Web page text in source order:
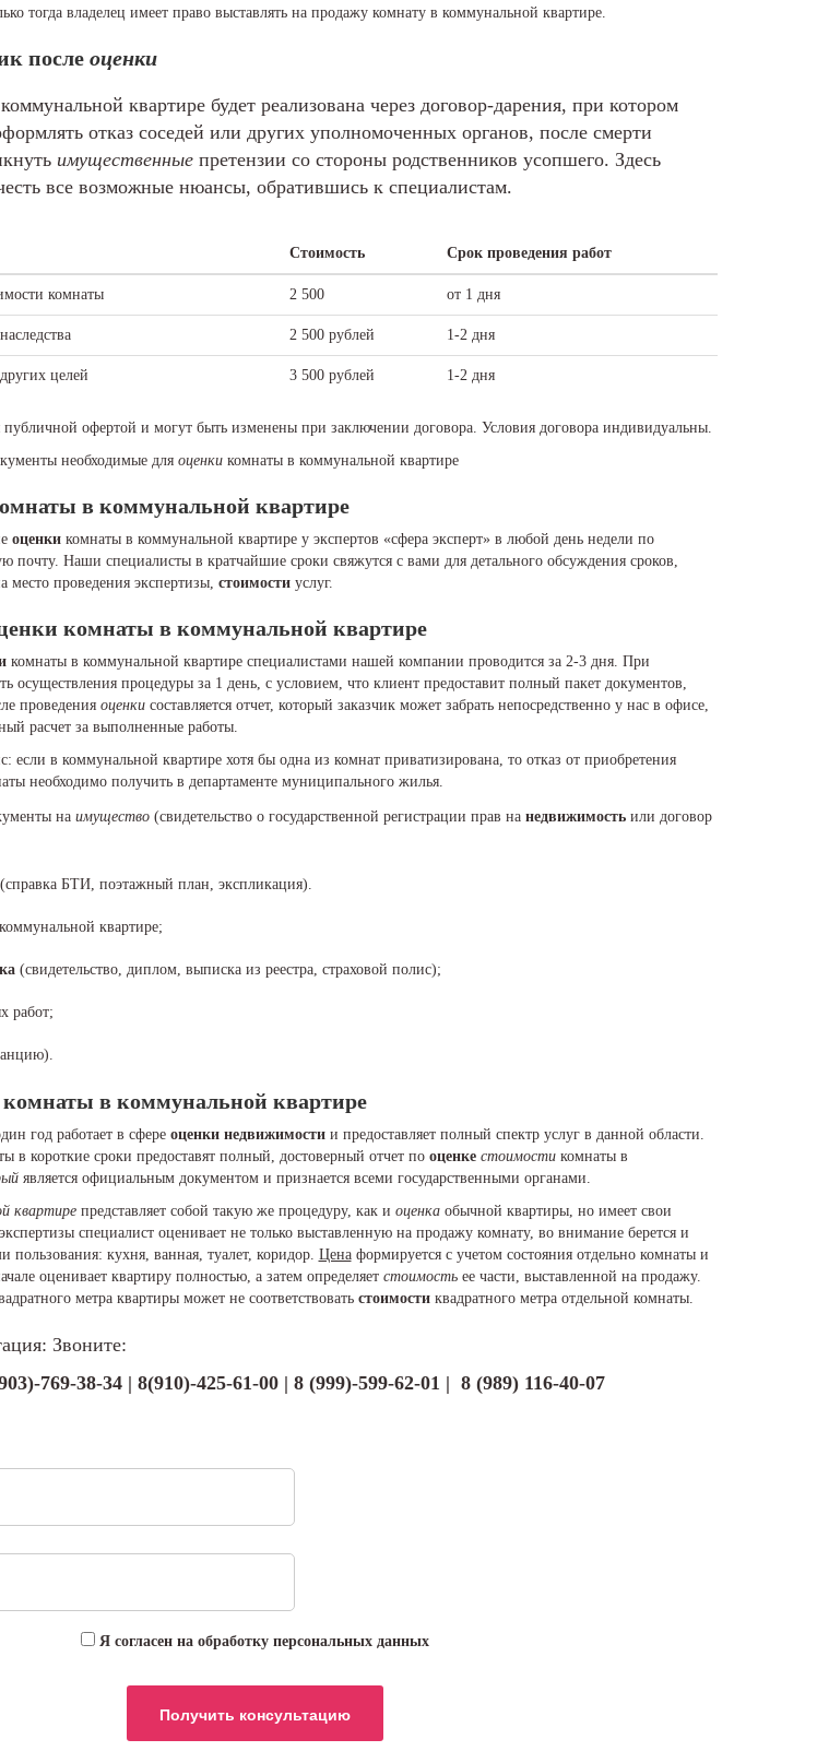
тогда владелец имеет право выставлять на продажу комнату в коммунальной квартире.
после оценки
квартире будет реализована через договор-дарения, при котором
отказ соседей или других уполномоченных органов, после смерти
имущественныепретензии со стороны родственников усопшего. Здесь
все возможные нюансы, обратившись к специалистам.
Стоимость Срок проведения работ
комнаты 2 500 от 1 дня
2 500 рублей 1-2 дня
целей 3 500 рублей 1-2 дня
офертой и могут быть изменены при заключении договора. Условия договора индивидуальны.
необходимые для оценкикомнаты в коммунальной квартире
в коммунальной квартире
оценкикомнаты в коммунальной квартире у экспертов «cфера эксперт» в любой день недели по
почту. Наши специалисты в кратчайшие сроки свяжутся с вами для детального обсуждения сроков,
место проведения экспертизы, стоимостиуслуг.
комнаты в коммунальной квартире
комнаты в коммунальной квартире специалистами нашей компании проводится за 2-3 дня. При
осуществления процедуры за 1 день, с условием, что клиент предоставит полный пакет документов,
проведения оценкисоставляется отчет, который заказчик может забрать непосредственно у нас в офисе,
расчет за выполненные работы.
в коммунальной квартире хотя бы одна из комнат приватизирована, то отказ от приобретения
необходимо получить в департаменте муниципального жилья.
на имущество(свидетельство о государственной регистрации прав на недвижимостьили договор
БТИ, поэтажный план, экспликация).
квартире;
(свидетельство, диплом, выписка из реестра, страховой полис);
работ;
в коммунальной квартире
год работает в сфере оценки недвижимостии предоставляет полный спектр услуг в данной области.
в короткие сроки предоставят полный, достоверный отчет по оценке стоимостикомнаты в
является официальным документом и признается всеми государственными органами.
квартирепредставляет собой такую же процедуру, как и оценкаобычной квартиры, но имеет свои
специалист оценивает не только выставленную на продажу комнату, во внимание берется и
пользования: кухня, ванная, туалет, коридор. Ценаформируется с учетом состояния отдельно комнаты и
оценивает квартиру полностью, а затем определяет стоимостьее части, выставленной на продажу.
метра квартиры может не соответствовать стоимостиквадратного метра отдельной комнаты.
Звоните:
769-38-34 | 8(910)-425-61-00 | 8 (999)-599-62-01 | 8 (989) 116-40-07
Я согласен на обработку персональных данных